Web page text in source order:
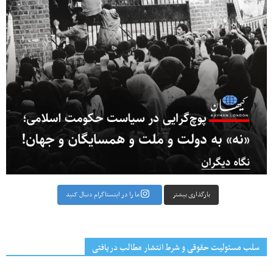
بارگذاری بیشتر ما را در اینستاگرام دنبال کنید
سلب مسئولیت حقوقی و شرط انتشار مطالب دریافتی